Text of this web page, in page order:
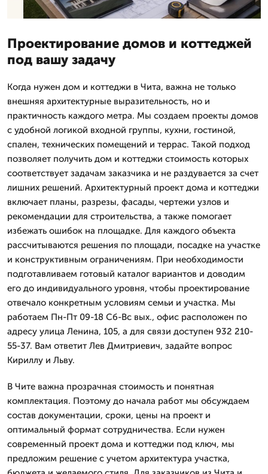
Проектирование домов и коттеджей
под вашу задачу
Когда нужен дом и коттеджи в Чита, важна не только
внешняя архитектурные выразительность, но и
практичность каждого метра. Мы создаем проекты домов
с удобной логикой входной группы, кухни, гостиной,
спален, технических помещений и террас. Такой подход
позволяет получить дом и коттеджи стоимость которых
соответствует задачам заказчика и не раздувается за счет
лишних решений. Архитектурный проект дома и коттеджи
включает планы, разрезы, фасады, чертежи узлов и
рекомендации для строительства, а также помогает
избежать ошибок на площадке. Для каждого объекта
рассчитываются решения по площади, посадке на участке
и конструктивным ограничениям. При необходимости
подготавливаем готовый каталог вариантов и доводим
его до индивидуального уровня, чтобы проектирование
отвечало конкретным условиям семьи и участка. Мы
работаем Пн-Пт 09-18 Сб-Вс вых., офис расположен по
адресу улица Ленина, 105, а для связи доступен 932 210-
55-37. Вам ответит Лев Дмитpиевич, задайте вопрос
Кириллу и Льву.
В Чите важна прозрачная стоимость и понятная
комплектация. Поэтому до начала работ мы обсуждаем
состав документации, сроки, цены на проект и
оптимальный формат сотрудничества. Если нужен
современный проект дома и коттеджи под ключ, мы
предложим решение с учетом архитектура участка,